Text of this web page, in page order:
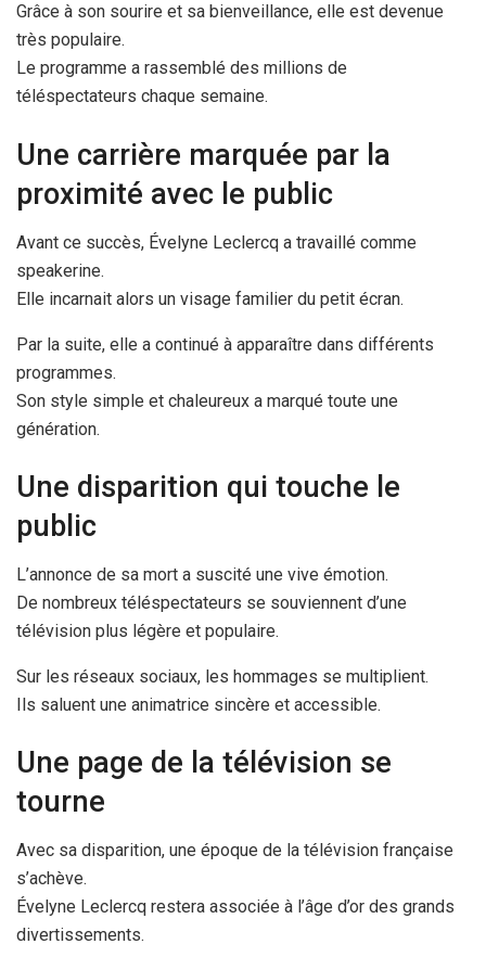
Grâce à son sourire et sa bienveillance, elle est devenue
très populaire.
Le programme a rassemblé des millions de
téléspectateurs chaque semaine.
Une carrière marquée par la
proximité avec le public
Avant ce succès, Évelyne Leclercq a travaillé comme
speakerine.
Elle incarnait alors un visage familier du petit écran.
Par la suite, elle a continué à apparaître dans différents
programmes.
Son style simple et chaleureux a marqué toute une
génération.
Une disparition qui touche le
public
L’annonce de sa mort a suscité une vive émotion.
De nombreux téléspectateurs se souviennent d’une
télévision plus légère et populaire.
Sur les réseaux sociaux, les hommages se multiplient.
Ils saluent une animatrice sincère et accessible.
Une page de la télévision se
tourne
Avec sa disparition, une époque de la télévision française
s’achève.
Évelyne Leclercq restera associée à l’âge d’or des grands
divertissements.